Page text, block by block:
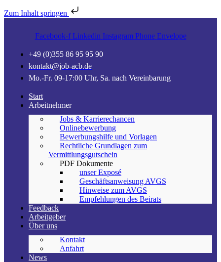
Zum Inhalt springen
Facebook-f Linkedin Instagram Phone Envelope
+49 (0)355 86 95 95 90
kontakt@job-acb.de
Mo.-Fr. 09-17:00 Uhr, Sa. nach Vereinbarung
Start
Arbeitnehmer
Jobs & Karrierechancen
Onlinebewerbung
Bewerbungshilfe und Vorlagen
Rechtliche Grundlagen zum
Vermittlungsgutschein
PDF Dokumente
unser Exposé
Geschäftsanweisung AVGS
Hinweise zum AVGS
Empfehlungen des Beirats
Feedback
Arbeitgeber
Über uns
Kontakt
Anfahrt
News